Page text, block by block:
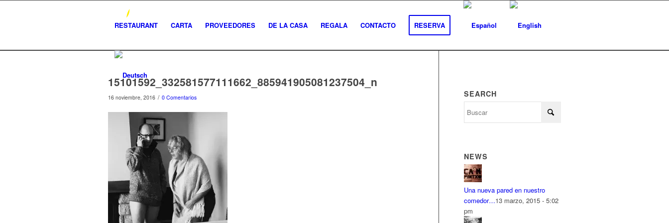
RESTAURANT CARTA PROVEEDORES DE LA CASA REGALA CONTACTO RESERVA
15101592_332581577111662_885941905081237504_n
16 noviembre, 2016 / 0 Comentarios SEARCH
NEWS
Una nueva pared en nuestro
comedor…13 marzo, 2015 - 5:02
pm